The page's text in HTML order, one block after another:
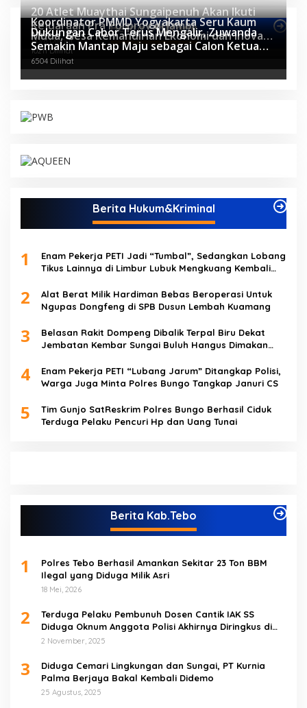
Berita Olahraga
20 Atlet Muaythai Sungaipenuh Akan Ikuti
Kejuaraan Pra Porprov di Jambi
11078 Dilihat
Koordinator PMMD Yogyakarta Seru Kaum
Muda, Gesa Kemandirian Ekonomi dan Inovasi
Desa
10211 Dilihat
Dukungan Cabor Terus Mengalir, Zuwanda
Semakin Mantap Maju sebagai Calon Ketua
KONI
6504 Dilihat
Berita Hukum&Kriminal
1
Enam Pekerja PETI Jadi “Tumbal”, Sedangkan Lobang
Tikus Lainnya di Limbur Lubuk Mengkuang Kembali
2
Alat Berat Milik Hardiman Bebas Beroperasi Untuk
Ngupas Dongfeng di SPB Dusun Lembah Kuamang
3
Belasan Rakit Dompeng Dibalik Terpal Biru Dekat
Jembatan Kembar Sungai Buluh Hangus Dimakan
4
Enam Pekerja PETI “Lubang Jarum” Ditangkap Polisi,
Warga Juga Minta Polres Bungo Tangkap Januri CS
5
Tim Gunjo SatReskrim Polres Bungo Berhasil Ciduk
Terduga Pelaku Pencuri Hp dan Uang Tunai
Berita Kab.Tebo
1
Polres Tebo Berhasil Amankan Sekitar 23 Ton BBM
Ilegal yang Diduga Milik Asri
18 Mei, 2026
2
Terduga Pelaku Pembunuh Dosen Cantik IAK SS
Diduga Oknum Anggota Polisi Akhirnya Diringkus di
Tebo Tengah
2 November, 2025
3
Diduga Cemari Lingkungan dan Sungai, PT Kurnia
Palma Berjaya Bakal Kembali Didemo
25 Agustus, 2025